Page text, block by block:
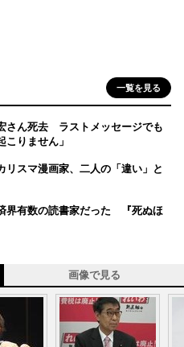
一覧を見る
さん死去 ラストメッセージでも
りません」
スマ漫画家、二人の「違い」と
界有数の読書家だった 『死ぬほ
画像で見る